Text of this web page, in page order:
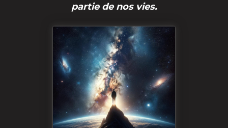
partie de nos vies.